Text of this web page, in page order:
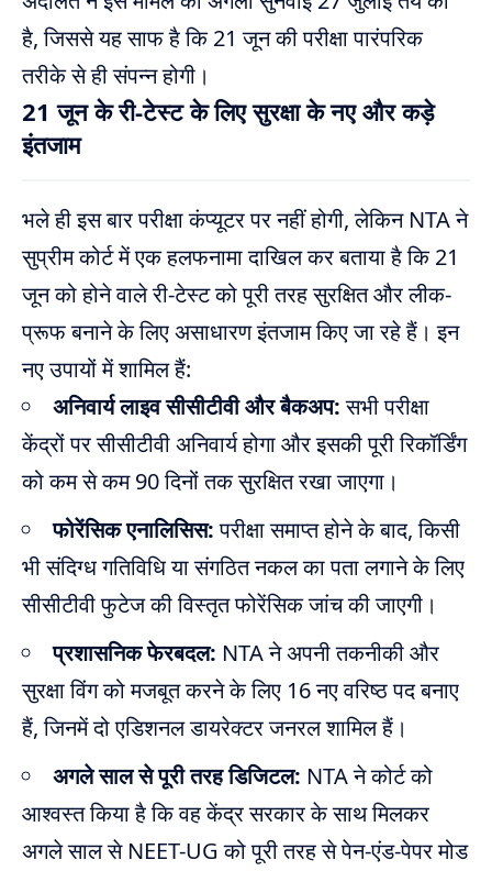
है, जिससे यह साफ है कि 21 जून की परीक्षा पारंपरिक
तरीके से ही संपन्न होगी।
21 जून के री-टेस्ट के लिए सुरक्षा के नए और कड़े
इंतजाम
भले ही इस बार परीक्षा कंप्यूटर पर नहीं होगी, लेकिन NTA ने
सुप्रीम कोर्ट में एक हलफनामा दाखिल कर बताया है कि 21
जून को होने वाले री-टेस्ट को पूरी तरह सुरक्षित और लीक-
प्रूफ बनाने के लिए असाधारण इंतजाम किए जा रहे हैं। इन
नए उपायों में शामिल हैं:
अनिवार्य लाइव सीसीटीवी और बैकअप:सभी परीक्षा
केंद्रों पर सीसीटीवी अनिवार्य होगा और इसकी पूरी रिकॉर्डिंग
को कम से कम 90 दिनों तक सुरक्षित रखा जाएगा।
फोरेंसिक एनालिसिस:परीक्षा समाप्त होने के बाद, किसी
भी संदिग्ध गतिविधि या संगठित नकल का पता लगाने के लिए
सीसीटीवी फुटेज की विस्तृत फोरेंसिक जांच की जाएगी।
प्रशासनिक फेरबदल: NTA ने अपनी तकनीकी और
सुरक्षा विंग को मजबूत करने के लिए 16 नए वरिष्ठ पद बनाए
हैं, जिनमें दो एडिशनल डायरेक्टर जनरल शामिल हैं।
अगले साल से पूरी तरह डिजिटल: NTA ने कोर्ट को
आश्वस्त किया है कि वह केंद्र सरकार के साथ मिलकर
अगले साल से NEET-UG को पूरी तरह से पेन-एंड-पेपर मोड